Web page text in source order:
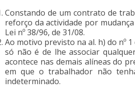
Constando de um contrato de
reforço da actividade por
Lei nº 38/96, de 31/08.
Ao motivo previsto na al. h) do nº
só não é de lhe associar
acontece nas demais alíneas do
em que o trabalhador não
indeterminado.